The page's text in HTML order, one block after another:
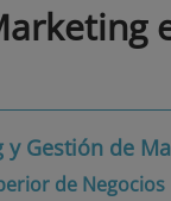
Gestión de
de Negocios